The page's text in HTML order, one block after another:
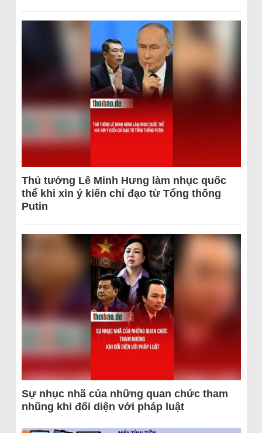
Thủ tướng Lê Minh Hưng làm nhục quốc
thể khi xin ý kiến chỉ đạo từ Tổng thống
Putin
Sự nhục nhã của những quan chức tham
nhũng khi đối diện với pháp luật